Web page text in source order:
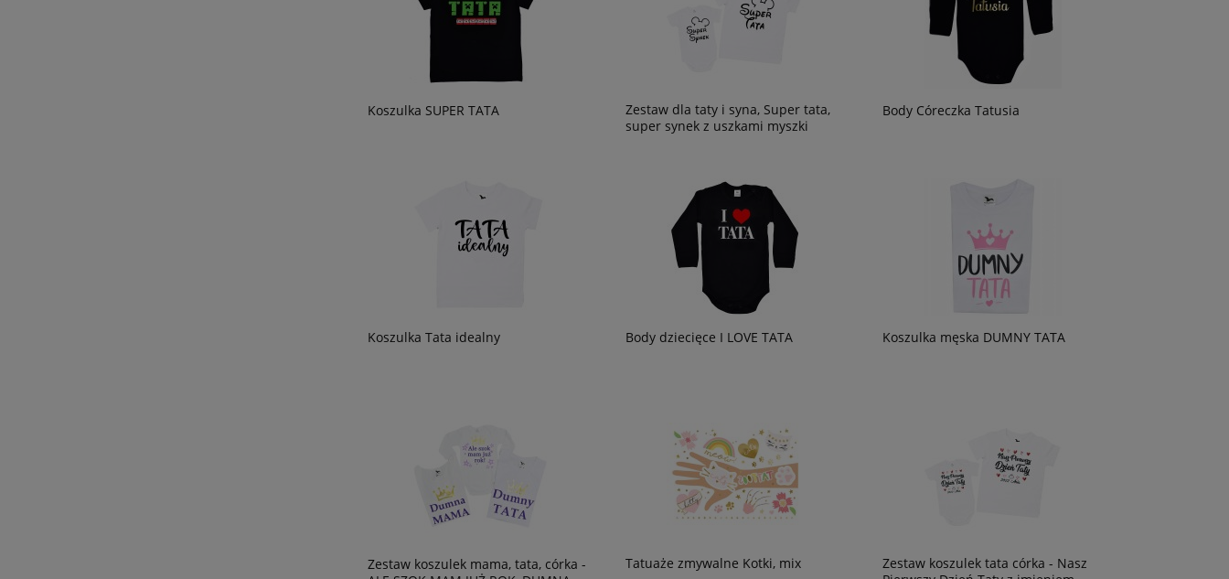
Koszulka SUPER TATA
Zestaw dla taty i syna, Super tata,
super synek z uszkami myszki
Body Córeczka Tatusia
Koszulka Tata idealny Body dziecięce I LOVE TATA Koszulka męska DUMNY TATA
Zestaw koszulek mama, tata, córka -
Tatuaże zmywalne Kotki, mix
Zestaw koszulek tata córka - Nasz